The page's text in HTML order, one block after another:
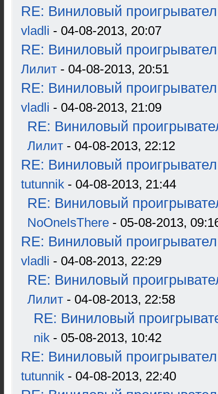
RE: Виниловый
vladli - 04-08-2013, 20:07
RE: Виниловый
Лилит - 04-08-2013, 20:51
RE: Виниловый
vladli - 04-08-2013, 21:09
RE: Виниловый
Лилит - 04-08-2013, 22:12
RE: Виниловый
tutunnik - 04-08-2013, 21:44
RE: Виниловый
NoOneIsThere - 05-08-2013,
RE: Виниловый
vladli - 04-08-2013, 22:29
RE: Виниловый
Лилит - 04-08-2013, 22:58
RE: Виниловый
nik - 05-08-2013, 10:42
RE: Виниловый
tutunnik - 04-08-2013, 22:40